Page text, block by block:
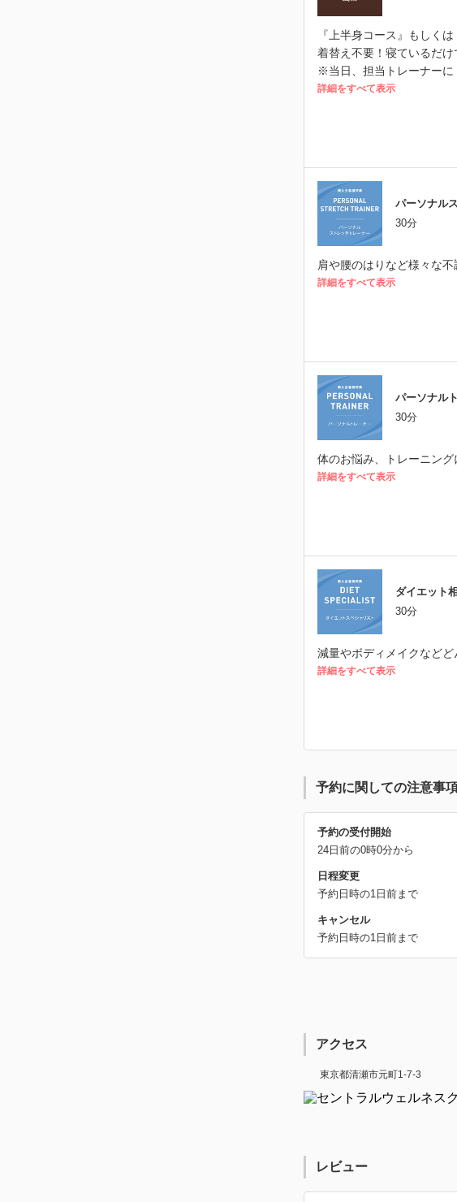
『上半身コース』もしく
着替え不要！寝ているだけ
※当日、担当トレーナーに
詳細をすべて表示
パーソナル
30分
肩や腰のはりなど様々な
詳細をすべて表示
パーソナル
30分
体のお悩み、トレーニング
詳細をすべて表示
ダイエット
30分
減量やボディメイクなどど
詳細をすべて表示
予約に関しての注意事
予約の受付開始
24日前の0時0分から
日程変更
予約日時の1日前まで
キャンセル
予約日時の1日前まで
アクセス
東京都清瀬市元町1-7-3
レビュー